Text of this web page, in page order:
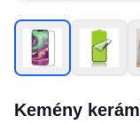
Kemény